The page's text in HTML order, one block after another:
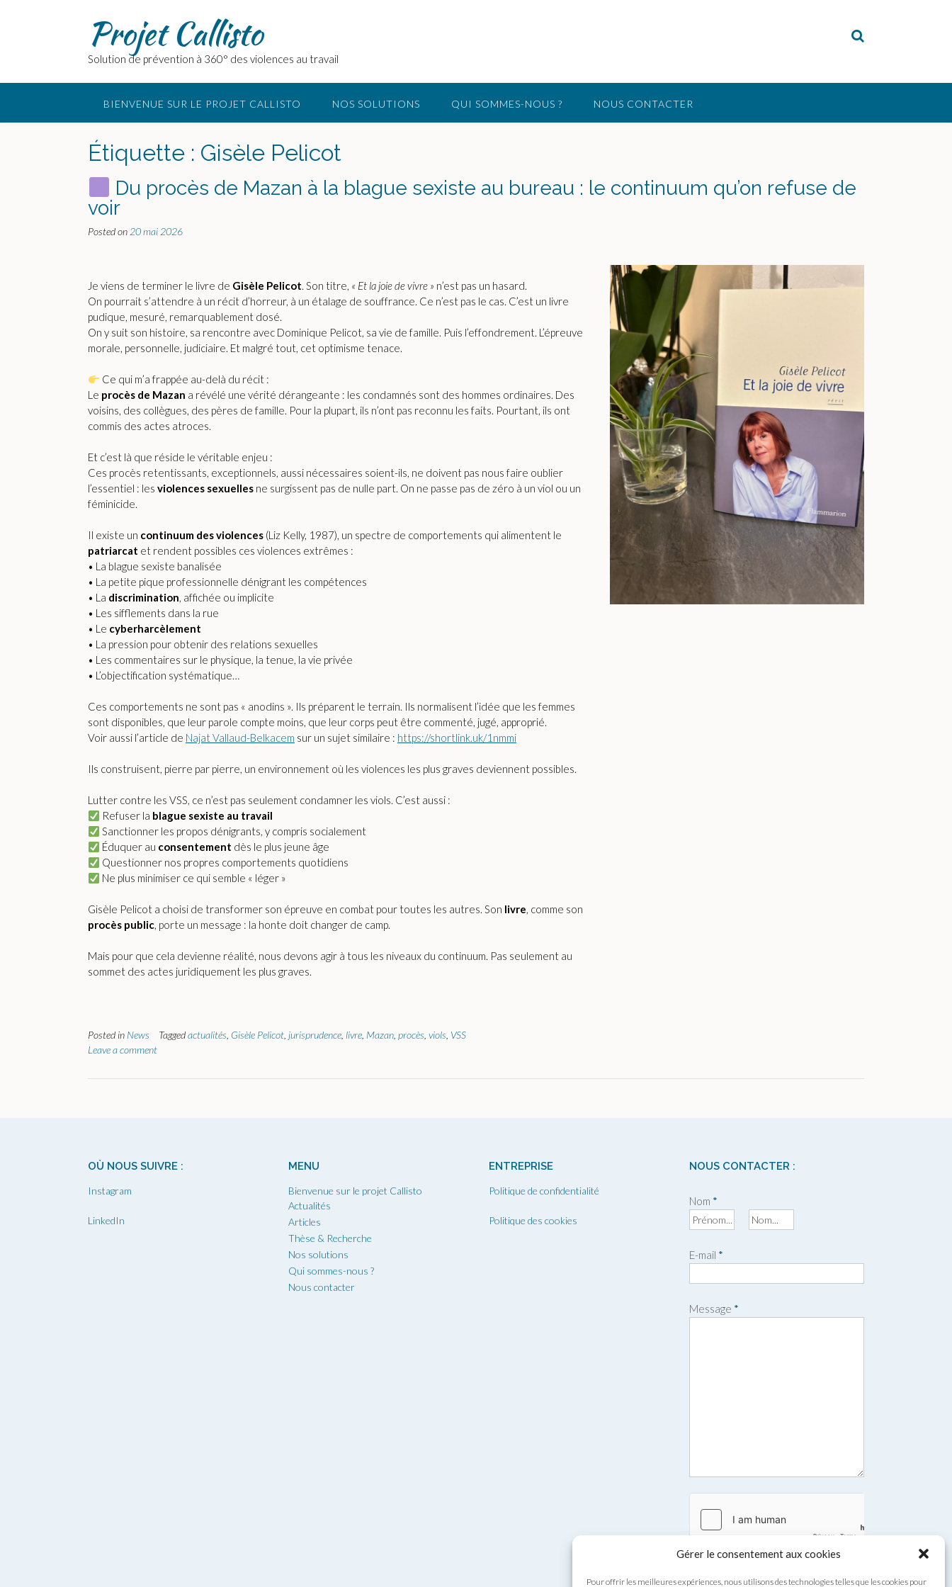
Gérer le consentement aux cookies
Pour offrir les meilleures expériences, nous utilisons des technologies telles que les cookies pour
Projet Callisto
Solution de prévention à 360° des violences au travail
BIENVENUE SUR LE PROJET CALLISTO NOS SOLUTIONS QUI SOMMES-NOUS ? NOUS CONTACTER
Étiquette : Gisèle Pelicot
Du procès de Mazan à la blague sexiste au bureau : le continuum qu’on refuse de
voir
Posted on 20 mai 2026
Je viens de terminer le livre de Gisèle Pelicot. Son titre, « Et la joie de vivre » n’est pas un hasard.
On pourrait s’attendre à un récit d’horreur, à un étalage de souffrance. Ce n’est pas le cas. C’est un livre
pudique, mesuré, remarquablement dosé.
On y suit son histoire, sa rencontre avec Dominique Pelicot, sa vie de famille. Puis l’effondrement. L’épreuve
morale, personnelle, judiciaire. Et malgré tout, cet optimisme tenace.
Ce qui m’a frappée au-delà du récit :
Le procès de Mazan a révélé une vérité dérangeante : les condamnés sont des hommes ordinaires. Des
voisins, des collègues, des pères de famille. Pour la plupart, ils n’ont pas reconnu les faits. Pourtant, ils ont
commis des actes atroces.
Et c’est là que réside le véritable enjeu :
Ces procès retentissants, exceptionnels, aussi nécessaires soient-ils, ne doivent pas nous faire oublier
l’essentiel : les violences sexuelles ne surgissent pas de nulle part. On ne passe pas de zéro à un viol ou un
féminicide.
Il existe un continuum des violences (Liz Kelly, 1987), un spectre de comportements qui alimentent le
patriarcat et rendent possibles ces violences extrêmes :
• La blague sexiste banalisée
• La petite pique professionnelle dénigrant les compétences
• La discrimination, affichée ou implicite
• Les sifflements dans la rue
• Le cyberharcèlement
• La pression pour obtenir des relations sexuelles
• Les commentaires sur le physique, la tenue, la vie privée
• L’objectification systématique…
Ces comportements ne sont pas « anodins ». Ils préparent le terrain. Ils normalisent l’idée que les femmes
sont disponibles, que leur parole compte moins, que leur corps peut être commenté, jugé, approprié.
Voir aussi l’article de Najat Vallaud-Belkacem sur un sujet similaire : https://shortlink.uk/1nmmi
Ils construisent, pierre par pierre, un environnement où les violences les plus graves deviennent possibles.
Lutter contre les VSS, ce n’est pas seulement condamner les viols. C’est aussi :
Refuser la blague sexiste au travail
Sanctionner les propos dénigrants, y compris socialement
Éduquer au consentement dès le plus jeune âge
Questionner nos propres comportements quotidiens
Ne plus minimiser ce qui semble « léger »
Gisèle Pelicot a choisi de transformer son épreuve en combat pour toutes les autres. Son livre, comme son
procès public, porte un message : la honte doit changer de camp.
Mais pour que cela devienne réalité, nous devons agir à tous les niveaux du continuum. Pas seulement au
sommet des actes juridiquement les plus graves.
Posted in News Taggedactualités Gisèle Pelicot jurisprudence livre Mazan procès viols VSS
Leave a comment
OÙ NOUS SUIVRE :
Instagram
LinkedIn
MENU
Bienvenue sur le projet Callisto
Actualités
Articles
Thèse & Recherche
Nos solutions
Qui sommes-nous ?
Nous contacter
ENTREPRISE
Politique de confidentialité
Politique des cookies
NOUS CONTACTER :
Nom *
é
E-mail *
Message *